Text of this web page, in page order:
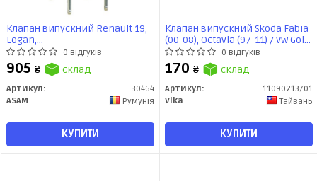
Клапан випускний Renault 19,
Logan,
Sandero,Megane,CLio,Kangoo
8V (4 шт) (30464) Asam
0 відгуків
905 ₴ склад
Артикул:
30464
ASAM
Румунія
КУПИТИ
Клапан випускний Skoda Fabia
(00-08), Octavia (97-11) / VW Golf
(93-09), Jetta (11-) / Audi A3 (97-
03), A4 (95-01), A6 (95-97))
(11090213701) VIKA
0 відгуків
170 ₴ склад
Артикул:
11090213701
Vika
Тайвань
КУПИТИ